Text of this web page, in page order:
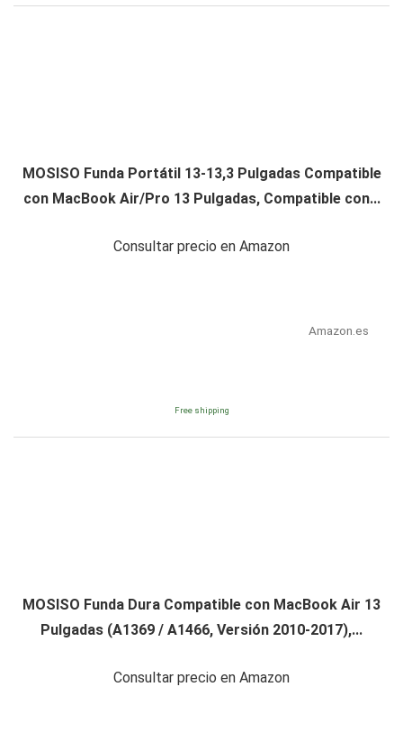
MOSISO Funda Portátil 13-13,3 Pulgadas Compatible
con MacBook Air/Pro 13 Pulgadas, Compatible con...
Consultar precio en Amazon
Amazon.es
Free shipping
MOSISO Funda Dura Compatible con MacBook Air 13
Pulgadas (A1369 / A1466, Versión 2010-2017),...
Consultar precio en Amazon